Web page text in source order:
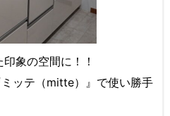
象の空間に！！
ッテ（mitte）』で使い勝手